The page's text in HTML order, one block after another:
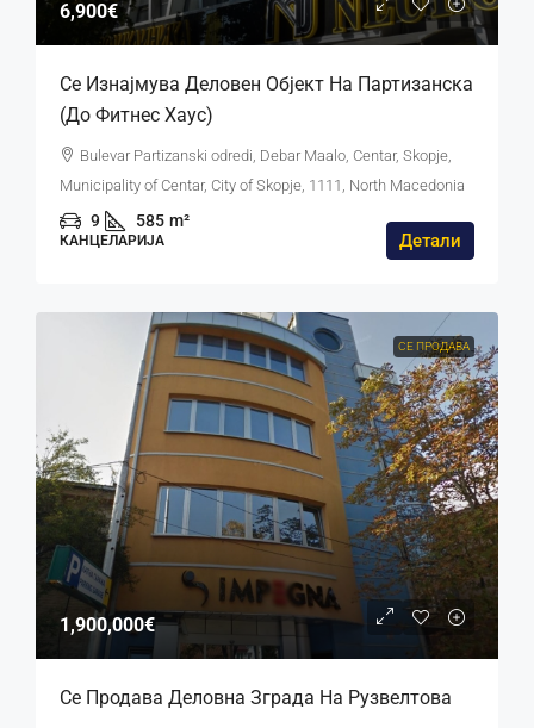
6,900€
Се Изнајмува Деловен Објект На Партизанска
(до Фитнес Хаус)
Bulevar Partizanski odredi, Debar Maalo, Centar, Skopje,
Municipality of Centar, City of Skopje, 1111, North Macedonia
9 585 m²
КАНЦЕЛАРИЈА Детали
СЕ ПРОДАВА
1,900,000€
Се Продава Деловна Зграда На Рузвелтова